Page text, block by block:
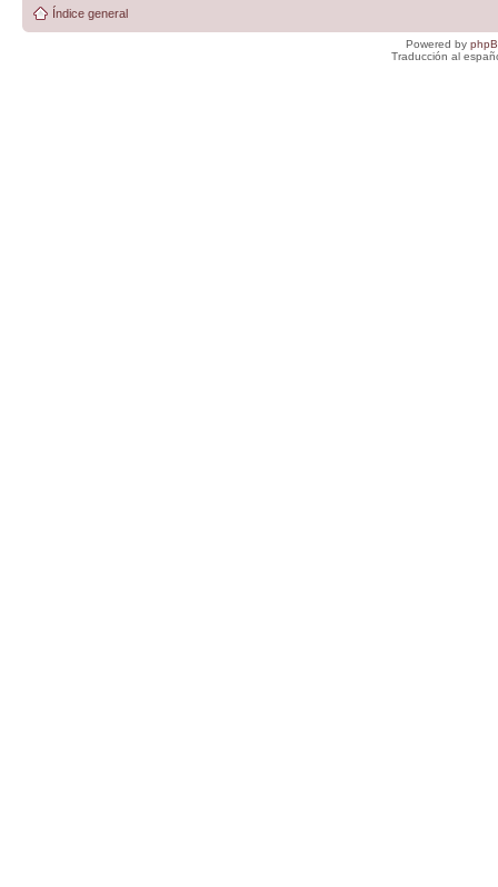
Índice general
Powered by
Traducción al